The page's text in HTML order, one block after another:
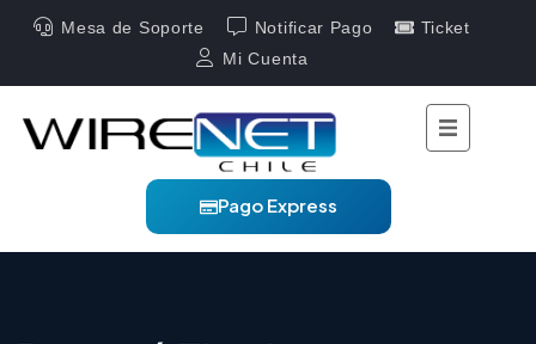
Mesa de Soporte Notificar Pago
Ticket
Mi Cuenta
Pago Express